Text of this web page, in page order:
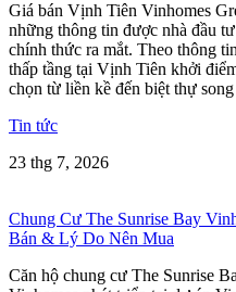
Giá bán Vịnh Tiên Vinhomes
những thông tin được nhà đầu
chính thức ra mắt. Theo thông
thấp tầng tại Vịnh Tiên khởi
chọn từ liền kề đến biệt thự
Tin tức
23 thg 7, 2026
Chung Cư The Sunrise Bay
Bán & Lý Do Nên Mua
Căn hộ chung cư The Sunrise